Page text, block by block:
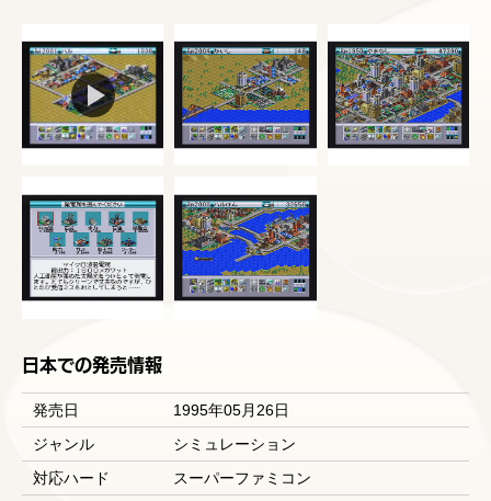
日本での発売情報
発売日
1995年05月26日
ジャンル
シミュレーション
対応ハード
スーパーファミコン